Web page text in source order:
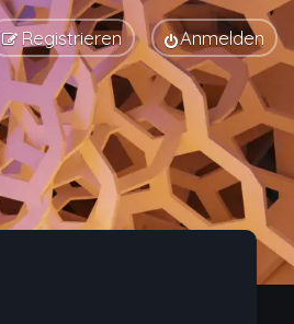
Anmelden
Registrieren